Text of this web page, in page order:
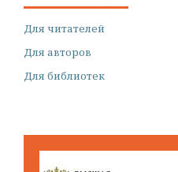
Для читателей
Для авторов
Для библиотек